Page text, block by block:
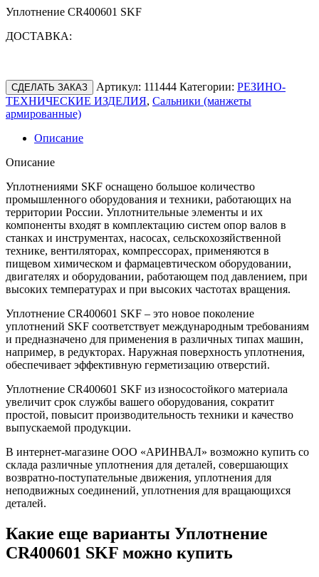
Уплотнение CR400601 SKF
ДОСТАВКА:
СДЕЛАТЬ ЗАКАЗ Артикул: 111444 Категории: РЕЗИНО-
ТЕХНИЧЕСКИЕ ИЗДЕЛИЯ, Сальники (манжеты
армированные)
Описание
Описание
Уплотнениями SKF оснащено большое количество
промышленного оборудования и техники, работающих на
территории России. Уплотнительные элементы и их
компоненты входят в комплектацию систем опор валов в
станках и инструментах, насосах, сельскохозяйственной
технике, вентиляторах, компрессорах, применяются в
пищевом химическом и фармацевтическом оборудовании,
двигателях и оборудовании, работающем под давлением, при
высоких температурах и при высоких частотах вращения.
Уплотнение CR400601 SKF – это новое поколение
уплотнений SKF соответствует международным требованиям
и предназначено для применения в различных типах машин,
например, в редукторах. Наружная поверхность уплотнения,
обеспечивает эффективную герметизацию отверстий.
Уплотнение CR400601 SKF из износостойкого материала
увеличит срок службы вашего оборудования, сократит
простой, повысит производительность техники и качество
выпускаемой продукции.
В интернет-магазине ООО «АРИНВАЛ» возможно купить со
склада различные уплотнения для деталей, совершающих
возвратно-поступательные движения, уплотнения для
неподвижных соединений, уплотнения для вращающихся
деталей.
Какие еще варианты Уплотнение
CR400601 SKF можно купить